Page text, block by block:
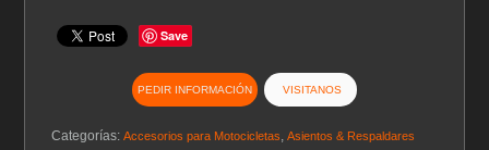
Save
PEDIR INFORMACIÓN VISITANOS
Categorías:Accesorios para Motocicletas,Asientos & Respaldares